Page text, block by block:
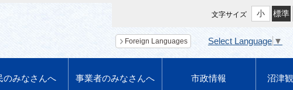
のみなさんへ 事業者のみなさんへ 市政情報 沼津
文字サイズ 小 標準
Foreign Languages Select Language ▼